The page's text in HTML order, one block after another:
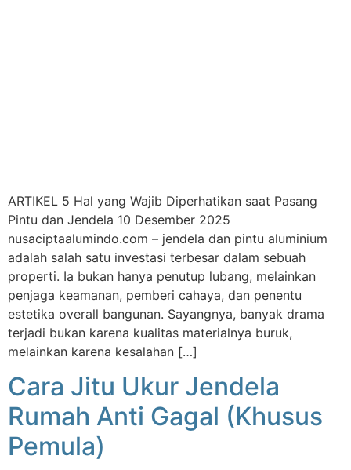
ARTIKEL 5 Hal yang Wajib Diperhatikan saat Pasang
Pintu dan Jendela 10 Desember 2025
nusaciptaalumindo.com – jendela dan pintu aluminium
adalah salah satu investasi terbesar dalam sebuah
properti. Ia bukan hanya penutup lubang, melainkan
penjaga keamanan, pemberi cahaya, dan penentu
estetika overall bangunan. Sayangnya, banyak drama
terjadi bukan karena kualitas materialnya buruk,
melainkan karena kesalahan […]
Cara Jitu Ukur Jendela
Rumah Anti Gagal (Khusus
Pemula)